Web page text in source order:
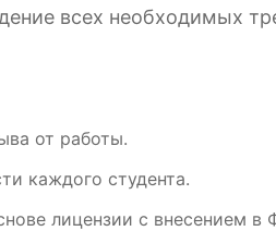
всех необходимых
от работы.
каждого студента.
лицензии с внесением